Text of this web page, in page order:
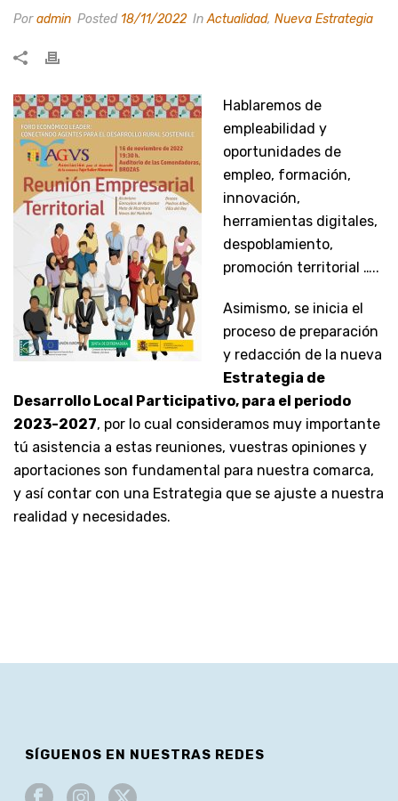
Poradmin Posted 18/11/2022 InActualidad, Nueva Estrategia
Hablaremos de
empleabilidad y
oportunidades de
empleo, formación,
innovación,
herramientas digitales,
despoblamiento,
promoción territorial …..
Asimismo, se inicia el
proceso de preparación
y redacción de la nueva
Estrategia de
Desarrollo Local Participativo, para el periodo
2023-2027, por lo cual consideramos muy importante
tú asistencia a estas reuniones, vuestras opiniones y
aportaciones son fundamental para nuestra comarca,
y así contar con una Estrategia que se ajuste a nuestra
realidad y necesidades.
SÍGUENOS EN NUESTRAS REDES